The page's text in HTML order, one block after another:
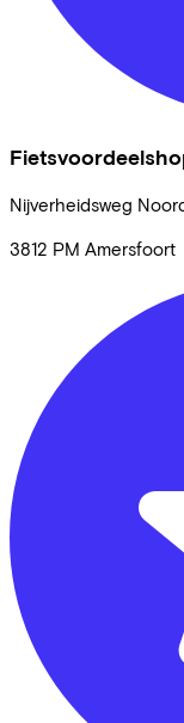
Nijverheidsweg
3812 PM Amersfoort